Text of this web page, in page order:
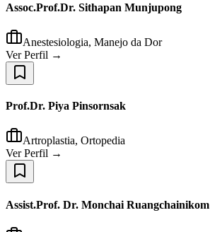
Assoc.Prof.Dr. Sithapan Munjupong
Anestesiologia, Manejo da Dor
Ver Perfil →
Prof.Dr. Piya Pinsornsak
Artroplastia, Ortopedia
Ver Perfil →
Assist.Prof. Dr. Monchai Ruangchainikom